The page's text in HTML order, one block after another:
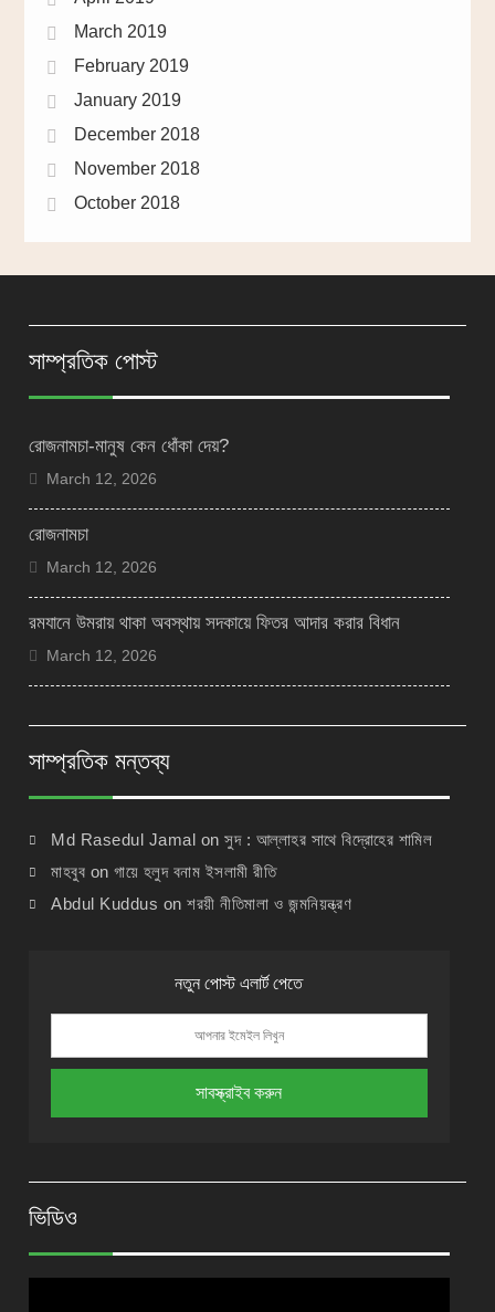
March 2019
February 2019
January 2019
December 2018
November 2018
October 2018
সাম্প্রতিক পোস্ট
রোজনামচা-মানুষ কেন ধোঁকা দেয়?
March 12, 2026
রোজনামচা
March 12, 2026
রমযানে উমরায় থাকা অবস্থায় সদকায়ে ফিতর আদার করার বিধান
March 12, 2026
সাম্প্রতিক মন্তব্য
Md Rasedul Jamal onসুদ : আল্লাহর সাথে বিদ্রোহের শামিল
মাহবুব onগায়ে হলুদ বনাম ইসলামী রীতি
Abdul Kuddus onশরয়ী নীতিমালা ও জন্মনিয়ন্ত্রণ
নতুন পোস্ট এলার্ট পেতে
ভিডিও